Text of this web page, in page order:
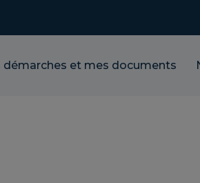
démarches et mes documents